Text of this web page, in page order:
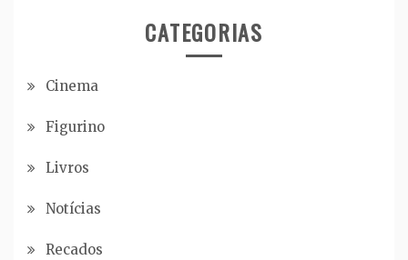
CATEGORIAS
Cinema
Figurino
Livros
Notícias
Recados